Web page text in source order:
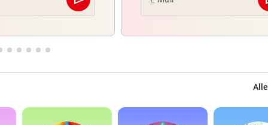
Abschicken